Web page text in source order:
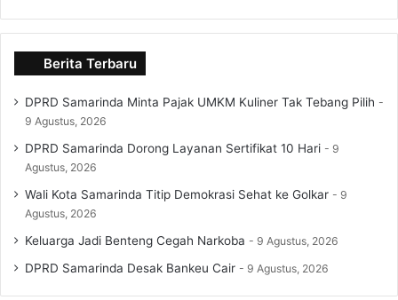
Berita Terbaru
DPRD Samarinda Minta Pajak UMKM Kuliner Tak Tebang Pilih
9 Agustus, 2026
DPRD Samarinda Dorong Layanan Sertifikat 10 Hari
9
Agustus, 2026
Wali Kota Samarinda Titip Demokrasi Sehat ke Golkar
9
Agustus, 2026
Keluarga Jadi Benteng Cegah Narkoba 9 Agustus, 2026
DPRD Samarinda Desak Bankeu Cair 9 Agustus, 2026